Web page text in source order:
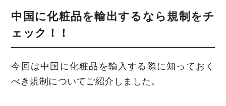
中国に化粧品を輸出するなら規制をチ
ェック！！
今回は中国に化粧品を輸入する際に知っておく
べき規制についてご紹介しました。